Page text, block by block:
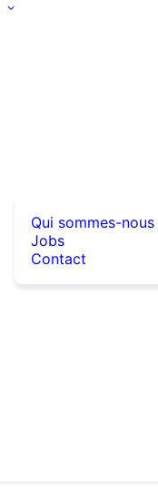
Qui sommes-nous
Jobs
Contact